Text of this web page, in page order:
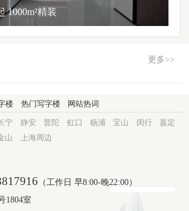
1000m²精装
更多>>
楼 热门写字楼 网站热词
宁 静安 普陀 虹口 杨浦 宝山 闵行
嘉定
山 上海周边
（工作日 早8:00-晚22:00）
1804室